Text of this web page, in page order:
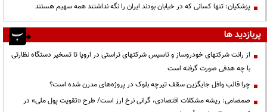
پزشکیان: تنها کسانی که در خیابان بودند ایران را نگه نداشتند همه سهیم هستند
پربازدید ها
از رانت‌ شرکتهای خودروساز و تاسیس شرکتهای تراستی در اروپا تا تسخیر دستگاه نظارتی
با چه هدفی صورت گرفته است
چرا قالب وافل جایگزین سقف تیرچه بلوک در پروژه‌های مدرن شده است؟
صمصامی: ریشه مشکلات اقتصادی، گرانی نرخ ارز است/ طرح «تقویت پول ملی» در